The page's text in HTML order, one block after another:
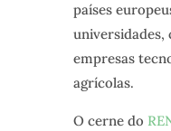
países
universidades,
empresas
agrícolas.
O cerne do